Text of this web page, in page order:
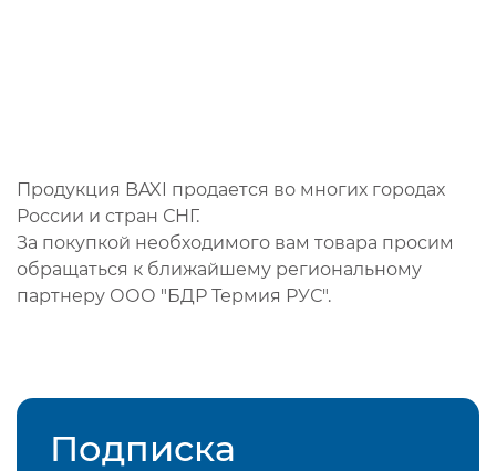
Продукция BAXI продается во многих городах
России и стран СНГ.
За покупкой необходимого вам товара просим
обращаться к ближайшему региональному
партнеру ООО "БДР Термия РУС".
Подписка